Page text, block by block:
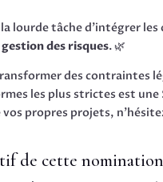
lourde tâche d’intégrer
gestion des risques. 🌿
des contraintes
les plus strictes est
propres projets,
de cette